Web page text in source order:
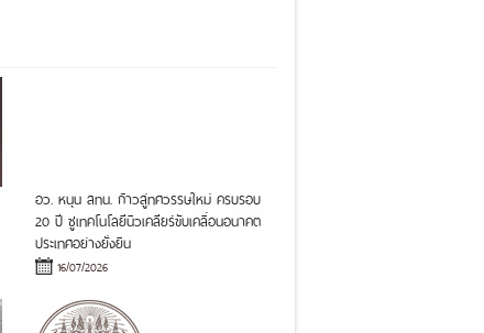
อว. หนุน สทน. ก้าวสู่ทศวรรษใหม่ ครบรอบ
20 ปี ชูเทคโนโลยีนิวเคลียร์ขับเคลื่อนอนาคต
ประเทศอย่างยั่งยืน
16/07/2026